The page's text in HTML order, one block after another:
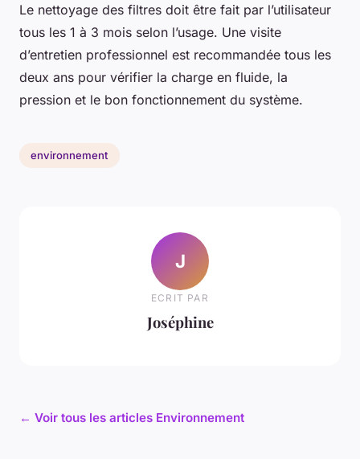
Le nettoyage des filtres doit être fait par l’utilisateur
tous les 1 à 3 mois selon l’usage. Une visite
d’entretien professionnel est recommandée tous les
deux ans pour vérifier la charge en fluide, la
pression et le bon fonctionnement du système.
environnement
J
ECRIT PAR
Joséphine
← Voir tous les articles Environnement